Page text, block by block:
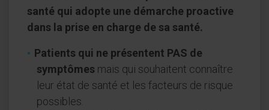
santé qui adopte une démarche proactive
dans la prise en charge de sa santé.
Patients qui ne présentent PAS de
symptômes mais qui souhaitent connaître
leur état de santé et les facteurs de risque
possibles.